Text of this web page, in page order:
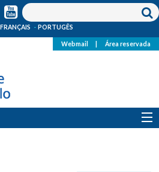
FRANÇAIS PORTUGÊS
Webmail Área reservada